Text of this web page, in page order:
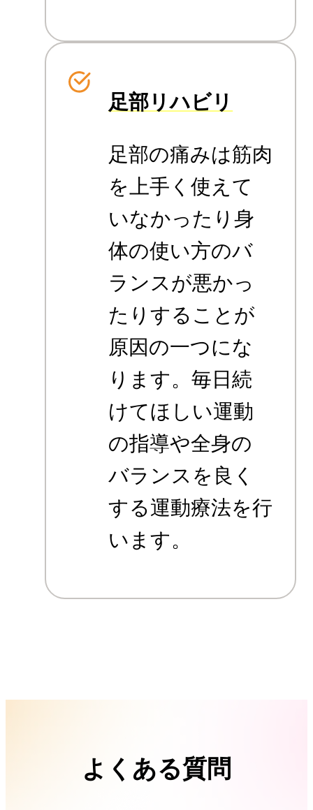
足部リハビリ
足部の痛みは筋肉
を上手く使えて
いなかったり身
体の使い方のバ
ランスが悪かっ
たりすることが
原因の一つにな
ります。毎日続
けてほしい運動
の指導や全身の
バランスを良く
する運動療法を行
います。
よくある質問